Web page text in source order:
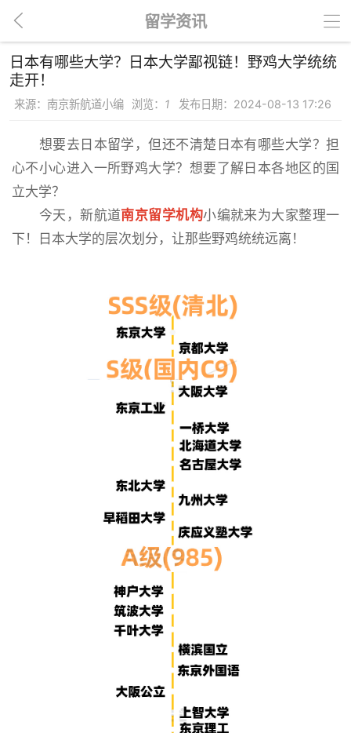
留学资讯
日本有哪些大学？日本大学鄙视链！野鸡大学统统
走开！
来源：南京新航道小编 浏览： 1 发布日期：2024-08-13 17:26
想要去日本留学，但还不清楚日本有哪些大学？担
心不小心进入一所野鸡大学？想要了解日本各地区的国
立大学？
今天，新航道南京留学机构小编就来为大家整理一
下！日本大学的层次划分，让那些野鸡统统远离！